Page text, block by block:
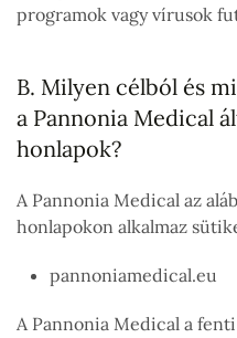
programok vagy vírusok
B. Milyen célból és
a Pannonia Medical
honlapok?
A Pannonia Medical az
honlapokon alkalmaz
pannoniamedical.eu
A Pannonia Medical a